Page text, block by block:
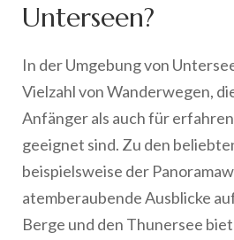
Unterseen?
In der Umgebung von
Vielzahl von Wanderwegen,
Anfänger als auch für
geeignet sind. Zu den
beispielsweise der
atemberaubende Ausblicke
Berge und den Thunersee